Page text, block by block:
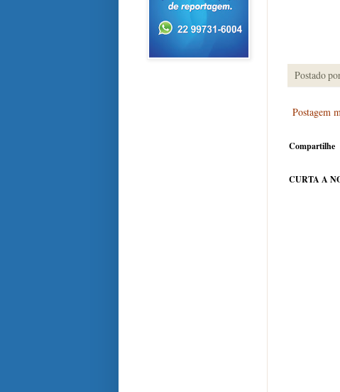
Postado
Postagem
Compartilhe
CURTA A